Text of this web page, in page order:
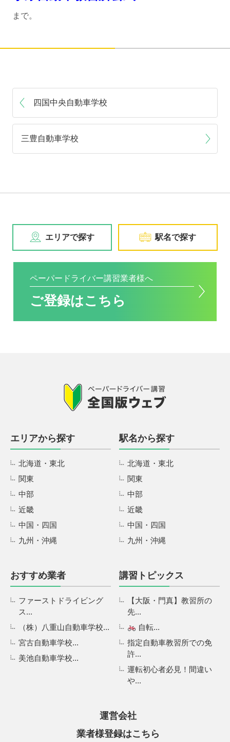
まで。
四国中央自動車学校
三豊自動車学校
エリアで探す 駅名で探す
ペーパードライバー講習業者様へ
ご登録はこちら
エリアから探す
北海道・東北
関東
中部
近畿
中国・四国
九州・沖縄
駅名から探す
北海道・東北
関東
中部
近畿
中国・四国
九州・沖縄
おすすめ業者
ファーストドライビング
ス...
（株）八重山自動車学校...
宮古自動車学校...
美池自動車学校...
講習トピックス
【大阪・門真】教習所の
先...
自転...
指定自動車教習所での免
許...
運転初心者必見！間違い
や...
運営会社
業者様登録はこちら